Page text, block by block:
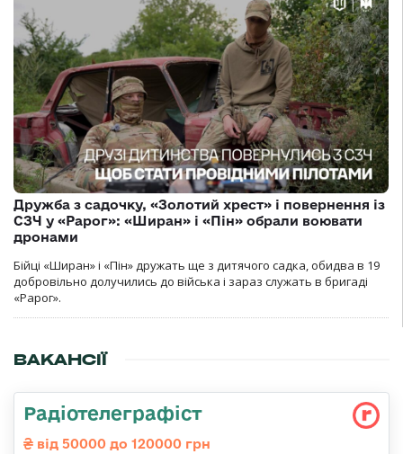
Дружба з садочку, «Золотий хрест» і повернення із
СЗЧ у «Рарог»: «Ширан» і «Пін» обрали воювати
дронами
Бійці «Ширан» і «Пін» дружать ще з дитячого садка, обидва в 19
добровільно долучились до війська і зараз служать в бригаді
«Рарог».
ВАКАНСІЇ
Радіотелеграфіст
від 50000 до 120000 грн